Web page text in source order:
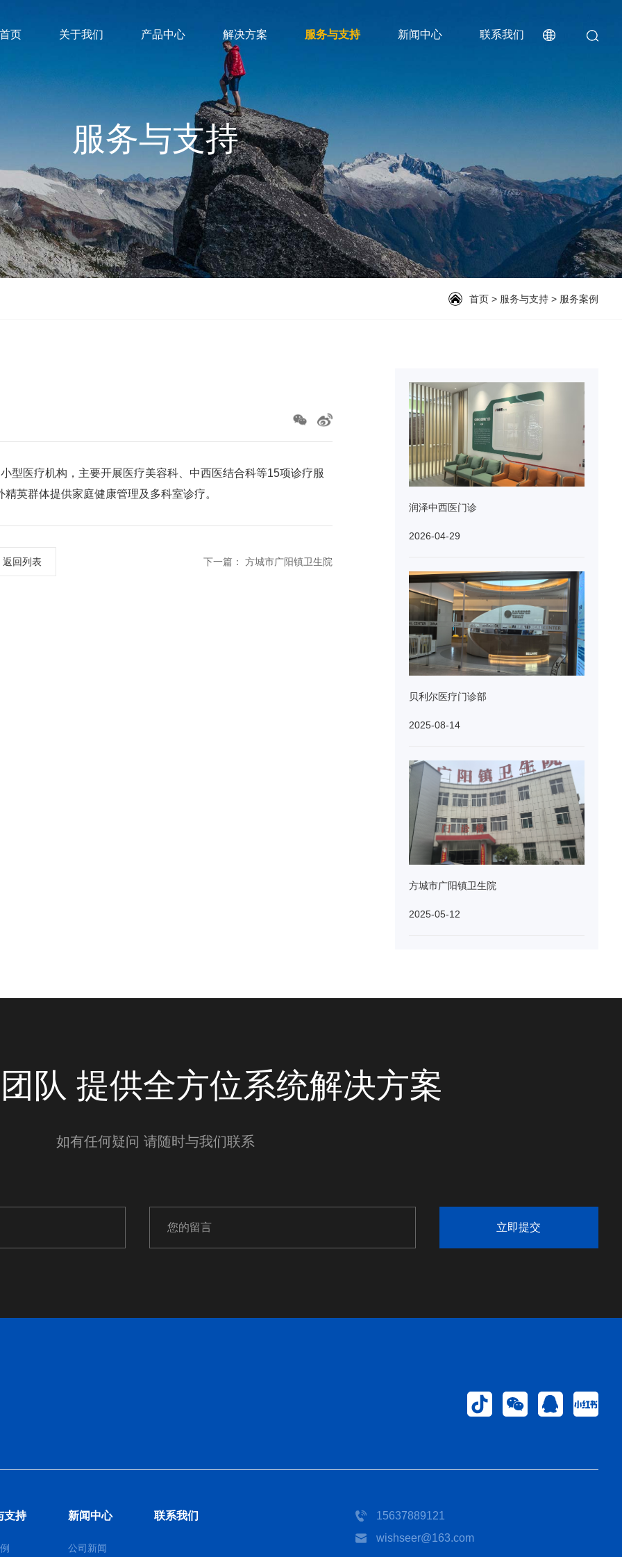
页 关于我们 产品中心 解决方案 服务与支持 新闻中心 联系我们
服务与支持
首页 > 服务与支持 > 服务案例
型医疗机构，主要开展医疗美容科、中西医结合科等15项诊疗服
英群体提供家庭健康管理及多科室诊疗。
返回列表 下一篇： 方城市广阳镇卫生院
润泽中西医门诊
2026-04-29
贝利尔医疗门诊部
2025-08-14
方城市广阳镇卫生院
2025-05-12
队 提供全方位系统解决方案
如有任何疑问 请随时与我们联系
立即提交
支持 新闻中心
公司新闻
联系我们
15637889121
wishseer@163.com